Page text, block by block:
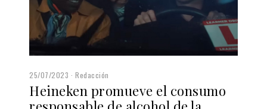
25/07/2023 Redacción
Heineken promueve el consumo